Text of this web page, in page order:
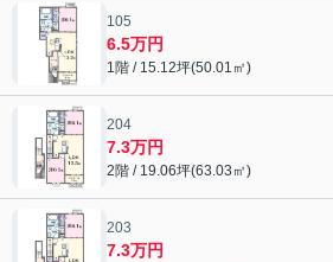
105
6.5万円
1階 / 15.12坪(50.01㎡)
204
7.3万円
2階 / 19.06坪(63.03㎡)
203
7.3万円